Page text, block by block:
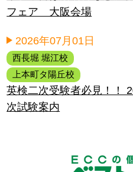
フェア 大阪会場
2026年07月01日
西長堀 堀江校
上本町タ陽丘校
英検二次受験者必見！！
次試験案内